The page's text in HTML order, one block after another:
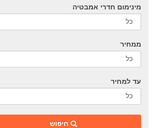
מינימום חדרי אמבטיה
ממחיר
עד למחיר
‎חיפוש